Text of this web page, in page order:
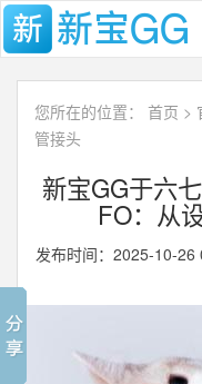
您所在的位置： 首页 >
管接头
新宝GG于六
FO：从
发布时间：2025-10-